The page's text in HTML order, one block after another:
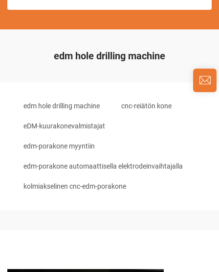
edm hole drilling machine
edm hole drilling machine cnc-reiätön kone
eDM-kuurakonevalmistajat
edm-porakone myyntiin
edm-porakone automaattisella elektrodeinvaihtajalla
kolmiakselinen cnc-edm-porakone